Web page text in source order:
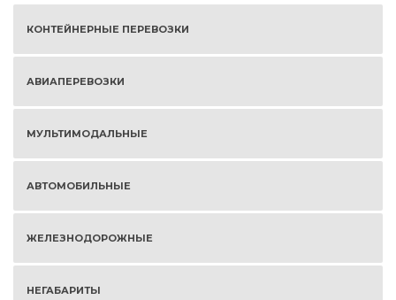
КОНТЕЙНЕРНЫЕ ПЕРЕВОЗКИ
АВИАПЕРЕВОЗКИ
МУЛЬТИМОДАЛЬНЫЕ
АВТОМОБИЛЬНЫЕ
ЖЕЛЕЗНОДОРОЖНЫЕ
НЕГАБАРИТЫ